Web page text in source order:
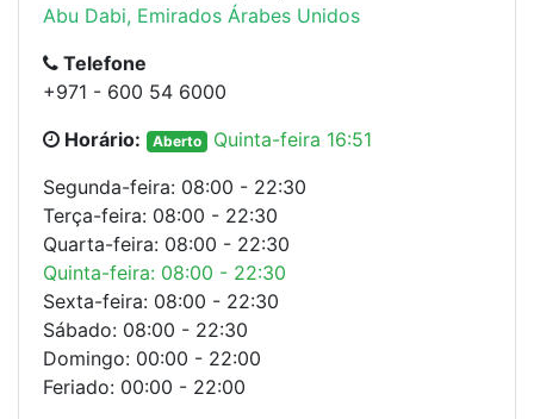
Abu Dabi, Emirados Árabes Unidos
Telefone
+971 - 600 54 6000
Horário:
Aberto
Quinta-feira 16:51
Segunda-feira: 08:00 - 22:30
Terça-feira: 08:00 - 22:30
Quarta-feira: 08:00 - 22:30
Quinta-feira: 08:00 - 22:30
Sexta-feira: 08:00 - 22:30
Sábado: 08:00 - 22:30
Domingo: 00:00 - 22:00
Feriado: 00:00 - 22:00